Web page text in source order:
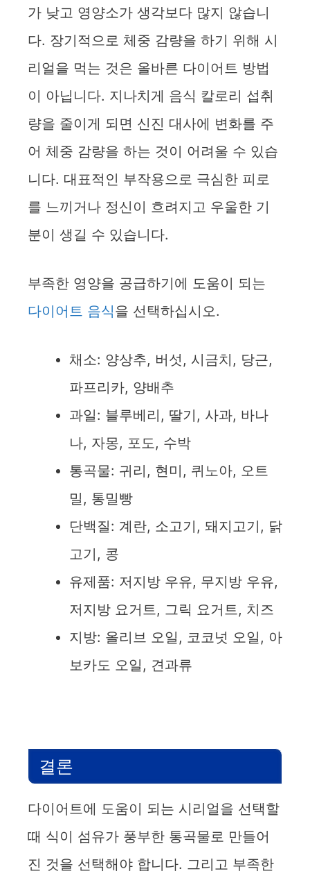
가 낮고 영양소가 생각보다 많지 않습니
다. 장기적으로 체중 감량을 하기 위해 시
리얼을 먹는 것은 올바른 다이어트 방법
이 아닙니다. 지나치게 음식 칼로리 섭취
량을 줄이게 되면 신진 대사에 변화를 주
어 체중 감량을 하는 것이 어려울 수 있습
니다. 대표적인 부작용으로 극심한 피로
를 느끼거나 정신이 흐려지고 우울한 기
분이 생길 수 있습니다.
부족한 영양을 공급하기에 도움이 되는
다이어트 음식을 선택하십시오.
채소: 양상추, 버섯, 시금치, 당근,
파프리카, 양배추
과일: 블루베리, 딸기, 사과, 바나
나, 자몽, 포도, 수박
통곡물: 귀리, 현미, 퀴노아, 오트
밀, 통밀빵
단백질: 계란, 소고기, 돼지고기, 닭
고기, 콩
유제품: 저지방 우유, 무지방 우유,
저지방 요거트, 그릭 요거트, 치즈
지방: 올리브 오일, 코코넛 오일, 아
보카도 오일, 견과류
결론
다이어트에 도움이 되는 시리얼을 선택할
때 식이 섬유가 풍부한 통곡물로 만들어
진 것을 선택해야 합니다. 그리고 부족한